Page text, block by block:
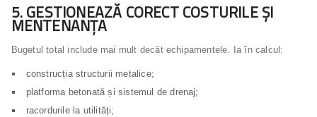
5. GESTIONEAZĂ CORECT COSTURILE ȘI
MENTENANȚA
Bugetul total include mai mult decât echipamentele. Ia în calcul:
construcția structurii metalice;
platforma betonată și sistemul de drenaj;
racordurile la utilități;